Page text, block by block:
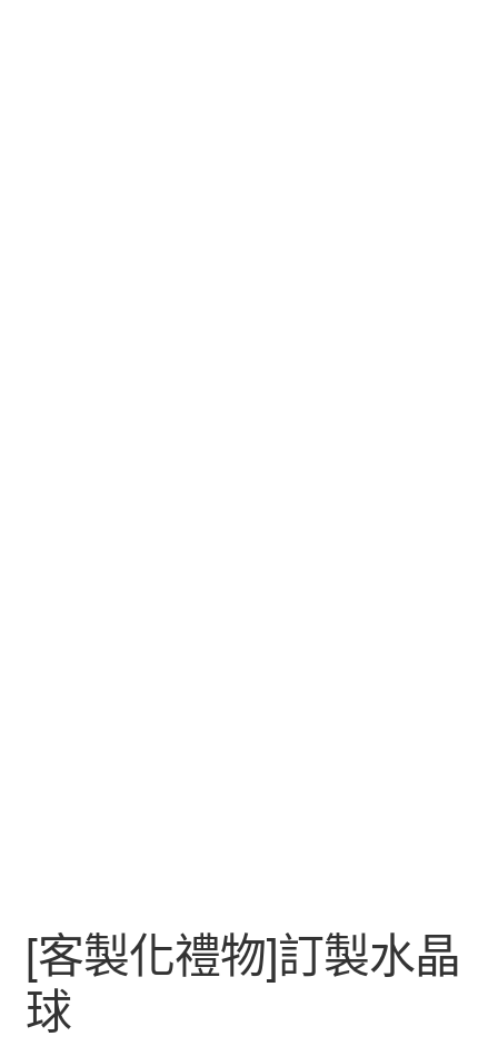
[客製化禮物]訂製水晶
球